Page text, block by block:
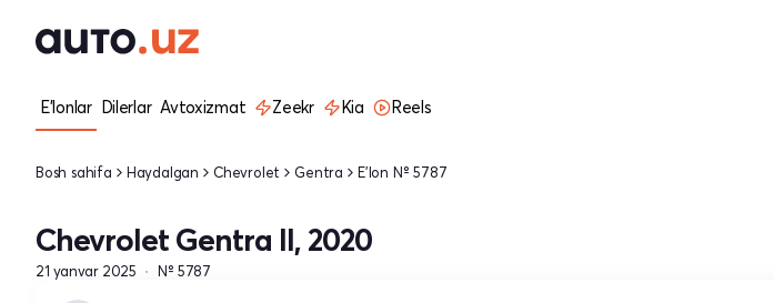
E'lonlar Dilerlar Avtoxizmat Zeekr Kia Reels
Bosh sahifa Haydalgan Chevrolet Gentra E'lon № 5787
Chevrolet Gentra II, 2020
21 yanvar 2025 № 5787